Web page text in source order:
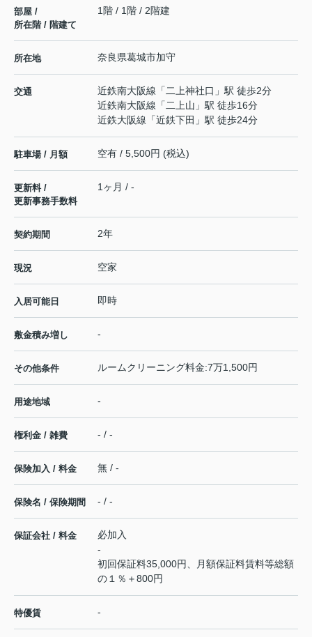
部屋 /
所在階 / 階建て
1階 / 1階 / 2階建
所在地 奈良県葛城市加守
交通 近鉄南大阪線 「 二上神社口 」駅 徒歩2分
近鉄南大阪線 「 二上山 」駅 徒歩16分
近鉄大阪線 「近鉄下田 」駅 徒歩24分
駐車場 / 月額 空有 / 5,500円 (税込)
更新料 /
更新事務手数料
1ヶ月 / -
契約期間 2年
現況 空家
入居可能日 即時
敷金積み増し -
その他条件 ルームクリーニング料金:7万1,500円
用途地域 -
権利金 / 雑費 - / -
保険加入 / 料金 無 / -
保険名 / 保険期間 - / -
保証会社 / 料金
必加入
-
初回保証料35,000円、月額保証料賃料等総額
の１％＋800円
特優賃 -